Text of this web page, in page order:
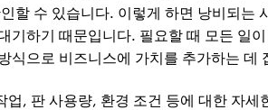
할 수 있습니다. 이렇게 하면 낭비되는
하기 때문입니다. 필요할 때 모든 일
으로 비즈니스에 가치를 추가하는 데
, 판 사용량, 환경 조건 등에 대한 자세